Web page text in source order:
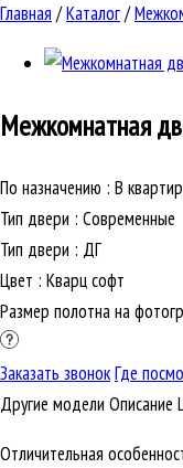
Главная /Каталог/
Межкомнатная
По назначению : В
Тип двери : Современные
Тип двери : ДГ
Цвет : Кварц софт
Размер полотна на
Заказать звонокГде
Другие модели Описание
Отличительная